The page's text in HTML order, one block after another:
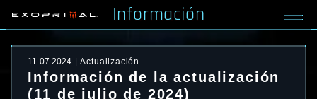
Información
11.07.2024 Actualización
Información de la actualización
(11 de julio de 2024)